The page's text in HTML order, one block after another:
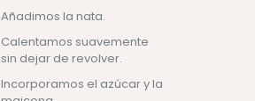
Añadimos la nata.
Calentamos suavemente
sin dejar de revolver.
Incorporamos el azúcar y la